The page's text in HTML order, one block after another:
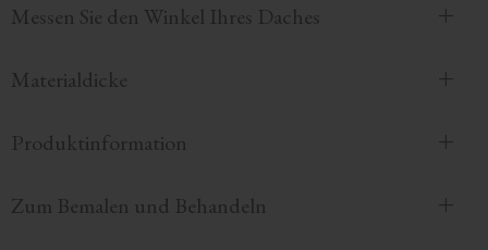
Messen Sie den Winkel Ihres Daches
Materialdicke
Produktinformation
Zum Bemalen und Behandeln